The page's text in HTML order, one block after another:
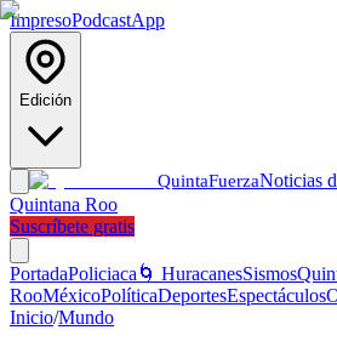
ImpresoPodcastApp
Edición
QuintaFuerzaNoticias
Quintana Roo
Suscríbete gratis
PortadaPoliciaca 🌀 HuracanesSismos
RooMéxicoPolíticaDeportesEspectáculos
Inicio/Mundo